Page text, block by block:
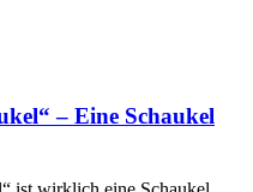
– Eine Schaukel